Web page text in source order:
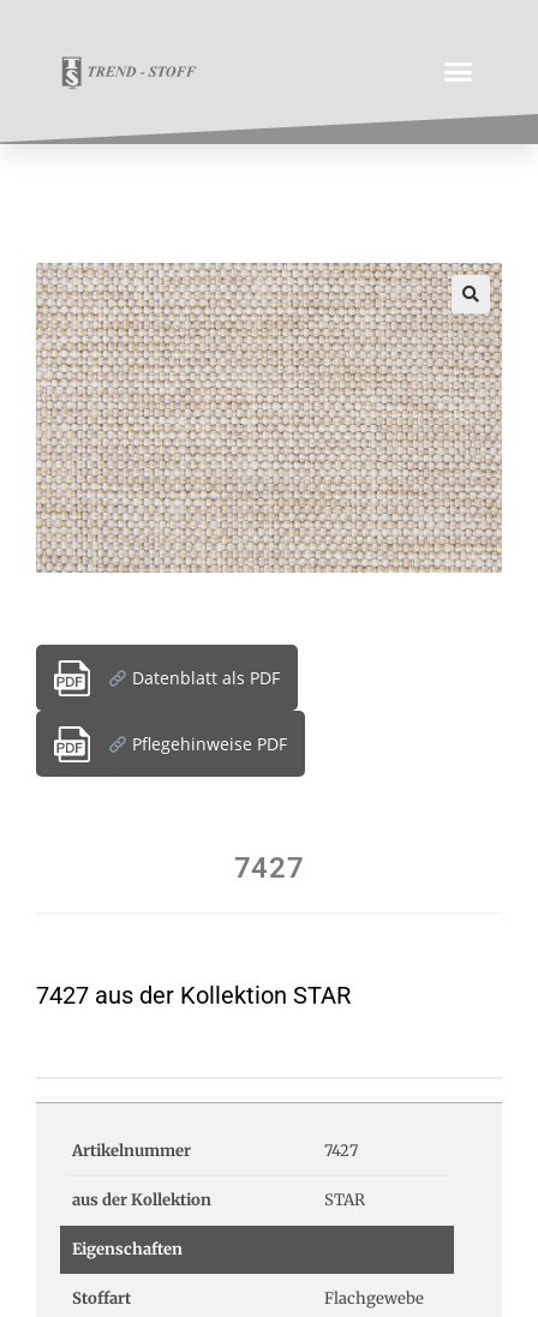
Datenblatt als PDF
Pflegehinweise PDF
7427
7427 aus der Kollektion STAR
Artikelnummer 7427
aus der Kollektion STAR
Eigenschaften
Stoffart Flachgewebe